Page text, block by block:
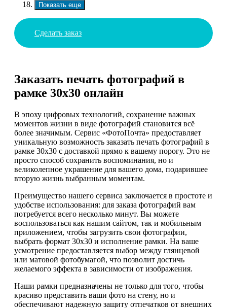
Показать еще
Сделать заказ
Заказать печать фотографий в
рамке 30х30 онлайн
В эпоху цифровых технологий, сохранение важных
моментов жизни в виде фотографий становится всё
более значимым. Сервис «ФотоПочта» предоставляет
уникальную возможность заказать печать фотографий в
рамке 30х30 с доставкой прямо к вашему порогу. Это не
просто способ сохранить воспоминания, но и
великолепное украшение для вашего дома, подарившее
вторую жизнь выбранным моментам.
Преимущество нашего сервиса заключается в простоте и
удобстве использования: для заказа фотографий вам
потребуется всего несколько минут. Вы можете
воспользоваться как нашим сайтом, так и мобильным
приложением, чтобы загрузить свои фотографии,
выбрать формат 30х30 и исполнение рамки. На ваше
усмотрение предоставляется выбор между глянцевой
или матовой фотобумагой, что позволит достичь
желаемого эффекта в зависимости от изображения.
Наши рамки предназначены не только для того, чтобы
красиво представить ваши фото на стену, но и
обеспечивают надежную защиту отпечатков от внешних